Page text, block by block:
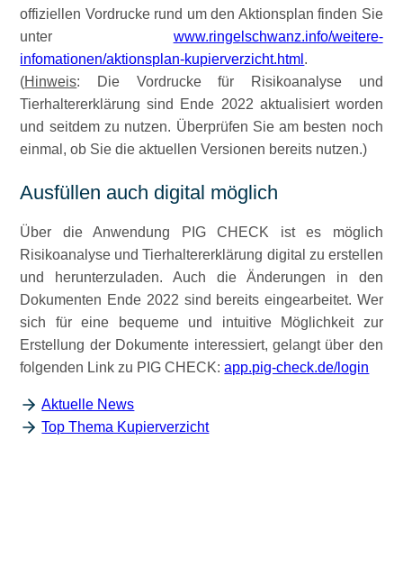
offiziellen Vordrucke rund um den Aktionsplan finden Sie
unter www.ringelschwanz.info/weitere-
infomationen/aktionsplan-kupierverzicht.html .
(Hinweis: Die Vordrucke für Risikoanalyse und
Tierhaltererklärung sind Ende 2022 aktualisiert worden
und seitdem zu nutzen. Überprüfen Sie am besten noch
einmal, ob Sie die aktuellen Versionen bereits nutzen.)
Ausfüllen auch digital möglich
Über die Anwendung PIG CHECK ist es möglich
Risikoanalyse und Tierhaltererklärung digital zu erstellen
und herunterzuladen. Auch die Änderungen in den
Dokumenten Ende 2022 sind bereits eingearbeitet. Wer
sich für eine bequeme und intuitive Möglichkeit zur
Erstellung der Dokumente interessiert, gelangt über den
folgenden Link zu PIG CHECK:app.pig-check.de/login
Aktuelle News
Top Thema Kupierverzicht